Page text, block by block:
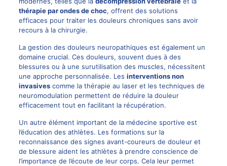
thérapie par ondes de choc, offrent des solutions
efficaces pour traiter les douleurs chroniques sans avoir
recours à la chirurgie.
La gestion des douleurs neuropathiques est également un
domaine crucial. Ces douleurs, souvent dues à des
blessures ou à une surutilisation des muscles, nécessitent
une approche personnalisée. Les interventions non
invasivescomme la thérapie au laser et les techniques de
neuromodulation permettent de réduire la douleur
efficacement tout en facilitant la récupération.
Un autre élément important de la médecine sportive est
l’éducation des athlètes. Les formations sur la
reconnaissance des signes avant-coureurs de douleur et
de blessure aident les athlètes à prendre conscience de
l’importance de l’écoute de leur corps. Cela leur permet